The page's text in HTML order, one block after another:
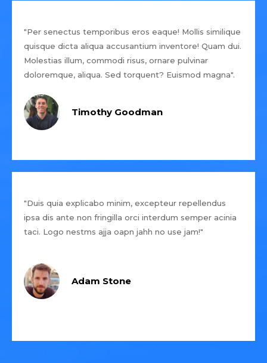
"Per senectus temporibus eros eaque! Mollis similique
quisque dicta aliqua accusantium inventore! Quam dui.
Molestias illum, commodi risus, ornare pulvinar
doloremque, aliqua. Sed torquent? Euismod magna".
Timothy Goodman
"Duis quia explicabo minim, excepteur repellendus
ipsa dis ante non fringilla orci interdum semper acinia
taci. Logo nestms ajja oapn jahh no use jam!"
Adam Stone